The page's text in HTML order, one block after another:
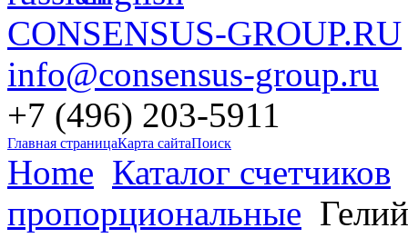
CONSENSUS-GROUP.RU
info@consensus-group.ru
+7 (496) 203-5911
Главная страницаКарта сайтаПоиск
Home Каталог счетчиков
пропорциональные